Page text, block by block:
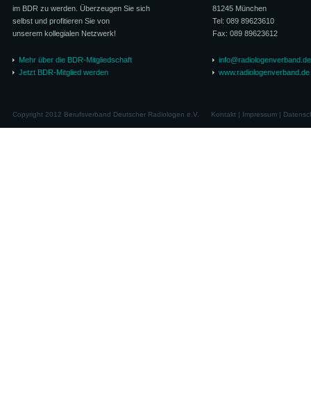
im BDR zu werden. Überzeugen Sie sich
selbst und profitieren Sie von
unserem kollegialen Netzwerk!
Mehr über die BDR-Mitgliedschaft
Jetzt BDR-Mitglied werden
81245 München
Tel: 089 89623610
Fax: 089 89623612
info@radiologenverband.de
www.radiologenverband.de
Copyright 2012 Berufsverband Deutscher Radiologen e.V. Kontakt| Impressum|